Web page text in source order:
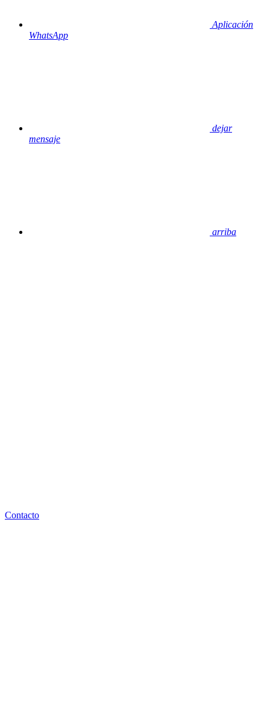
Aplicación
WhatsApp
dejar
mensaje
arriba
Contacto